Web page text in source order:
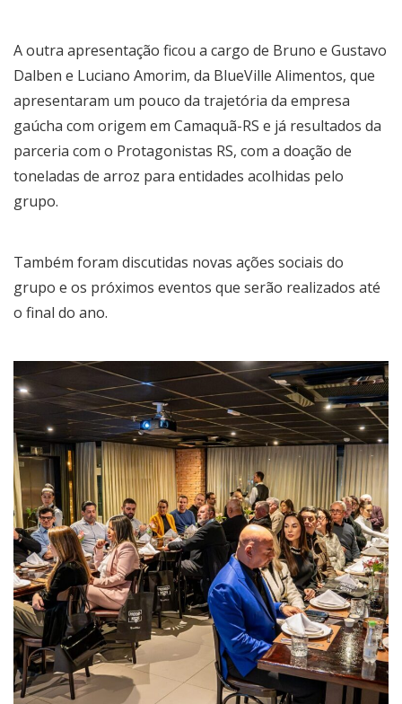
A outra apresentação ficou a cargo de Bruno e Gustavo
Dalben e Luciano Amorim, da BlueVille Alimentos, que
apresentaram um pouco da trajetória da empresa
gaúcha com origem em Camaquã-RS e já resultados da
parceria com o Protagonistas RS, com a doação de
toneladas de arroz para entidades acolhidas pelo
grupo.
Também foram discutidas novas ações sociais do
grupo e os próximos eventos que serão realizados até
o final do ano.